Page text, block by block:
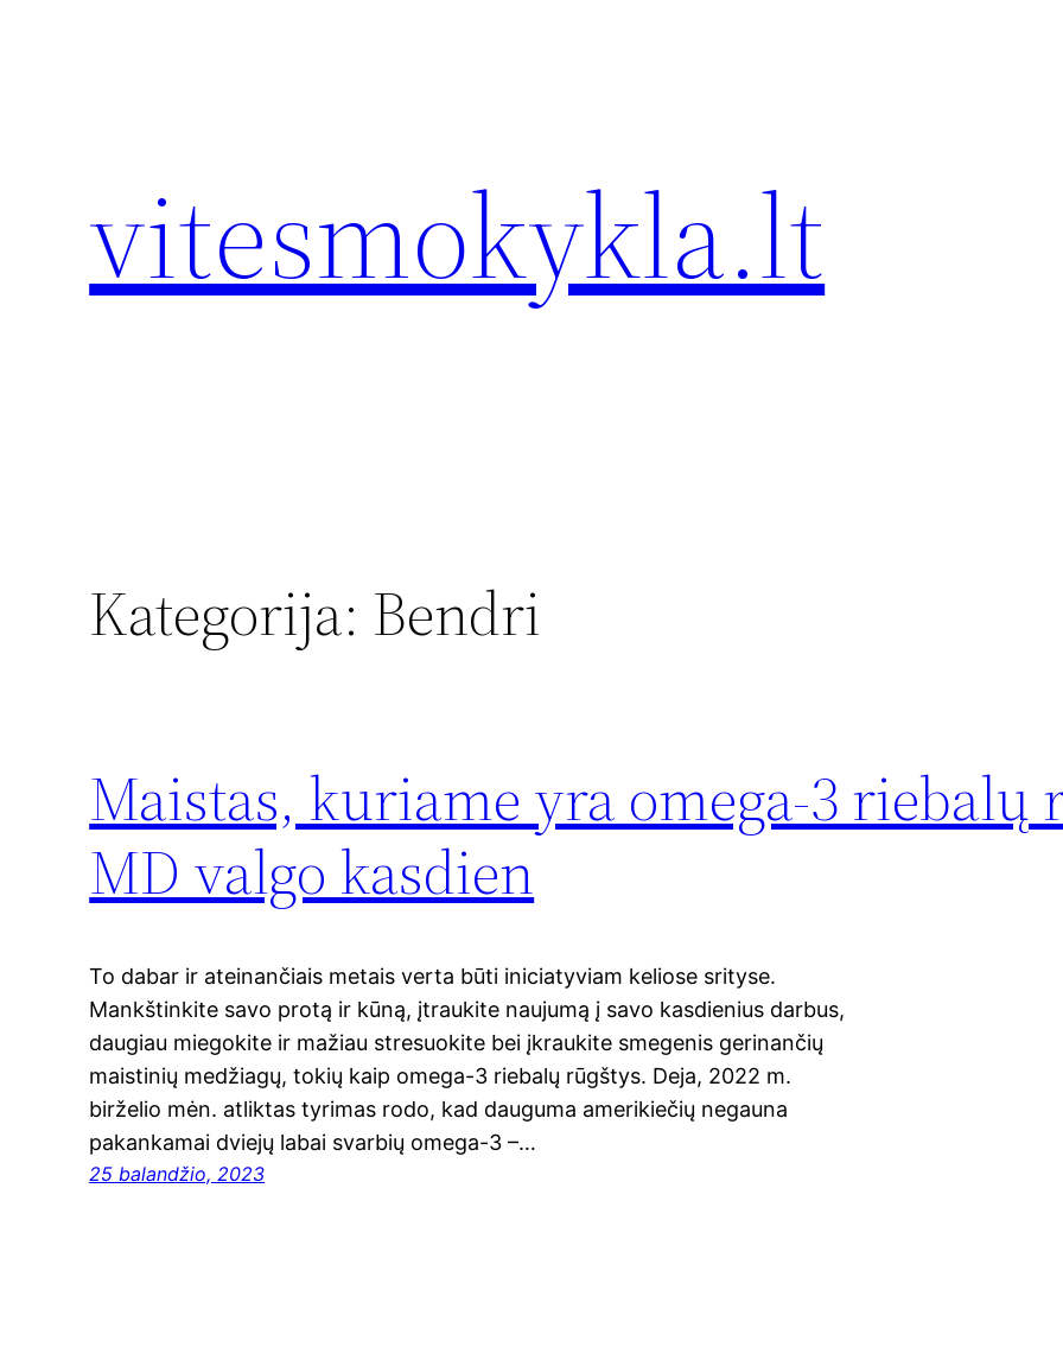
vitesmokykla.lt
Kategorija: Bendri
Maistas, kuriame yra omega-3 riebalų
MD valgo kasdien
To dabar ir ateinančiais metais verta būti iniciatyviam keliose srityse.
Mankštinkite savo protą ir kūną, įtraukite naujumą į savo kasdienius darbus,
daugiau miegokite ir mažiau stresuokite bei įkraukite smegenis gerinančių
maistinių medžiagų, tokių kaip omega-3 riebalų rūgštys. Deja, 2022 m.
birželio mėn. atliktas tyrimas rodo, kad dauguma amerikiečių negauna
pakankamai dviejų labai svarbių omega-3 –…
25 balandžio, 2023